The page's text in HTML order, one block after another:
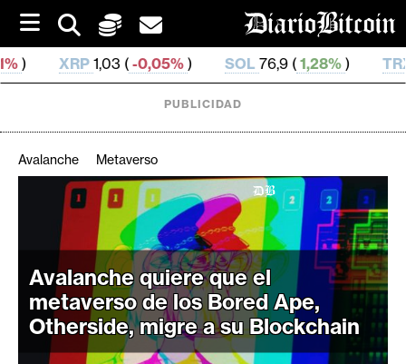
i
p
t
o
(-0,05%) SOL76,9 (1,28%) TRX 0,329 882 ( -
C
i
p
t
o
M
PUBLICIDAD
Avalanche Metaverso
Avalanche quiere que el
metaverso de los Bored Ape,
Otherside, migre a su Blockchain